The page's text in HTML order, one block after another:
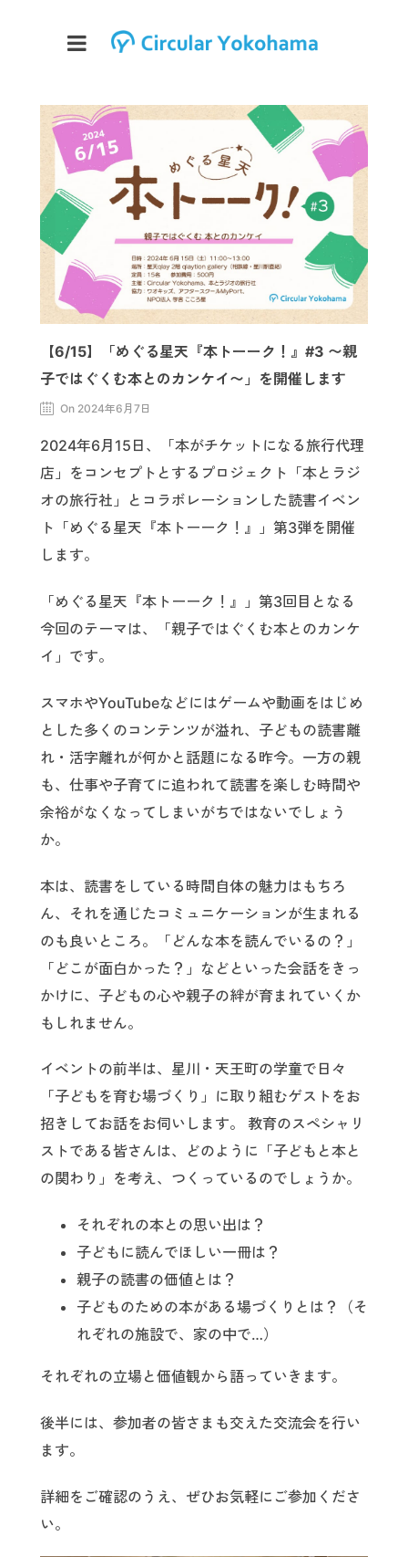
【6/15】「めぐる星天『本トーーク！』#3 〜親
子ではぐくむ本とのカンケイ〜」を開催します
On 2024年6月7日
2024年6月15日、「本がチケットになる旅行代理
店」をコンセプトとするプロジェクト「本とラジ
オの旅行社」とコラボレーションした読書イベン
ト「めぐる星天『本トーーク！』」第3弾を開催
します。
「めぐる星天『本トーーク！』」第3回目となる
今回のテーマは、「親子ではぐくむ本とのカンケ
イ」です。
スマホやYouTubeなどにはゲームや動画をはじめ
とした多くのコンテンツが溢れ、子どもの読書離
れ・活字離れが何かと話題になる昨今。一方の親
も、仕事や子育てに追われて読書を楽しむ時間や
余裕がなくなってしまいがちではないでしょう
か。
本は、読書をしている時間自体の魅力はもちろ
ん、それを通じたコミュニケーションが生まれる
のも良いところ。「どんな本を読んでいるの？」
「どこが面白かった？」などといった会話をきっ
かけに、子どもの心や親子の絆が育まれていくか
もしれません。
イベントの前半は、星川・天王町の学童で日々
「子どもを育む場づくり」に取り組むゲストをお
招きしてお話をお伺いします。 教育のスペシャリ
ストである皆さんは、どのように「子どもと本と
の関わり」を考え、つくっているのでしょうか。
それぞれの本との思い出は？
子どもに読んでほしい一冊は？
親子の読書の価値とは？
子どものための本がある場づくりとは？（そ
れぞれの施設で、家の中で…）
それぞれの立場と価値観から語っていきます。
後半には、参加者の皆さまも交えた交流会を行い
ます。
詳細をご確認のうえ、ぜひお気軽にご参加くださ
い。